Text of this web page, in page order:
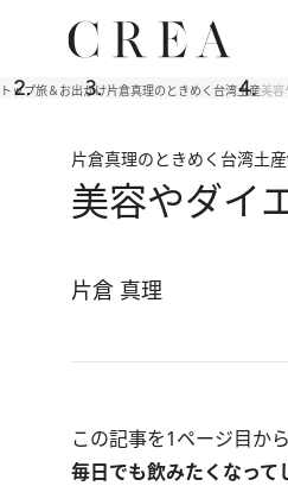
トップ旅＆お出かけ片倉真理のときめく台湾土産美容
片倉真理のときめく台湾土産
美容やダイ
片倉 真理
この記事を1ページ目か
毎日でも飲みたくなって